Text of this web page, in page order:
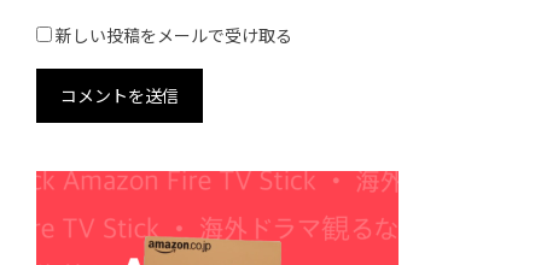
新しい投稿をメールで受け取る